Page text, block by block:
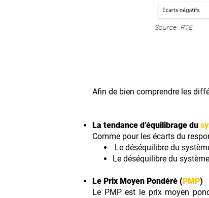
Source : RTE
Afin de bien comprendre les
La tendance d’équilibrage du
Comme pour les écarts du
Le déséquilibre du
Le déséquilibre du
Le Prix Moyen Pondéré (PMP)
Le PMP est le prix moyen